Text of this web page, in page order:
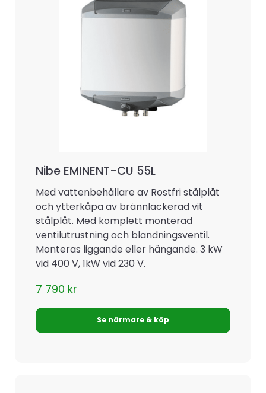
Nibe EMINENT-CU 55L
Med vattenbehållare av Rostfri stålplåt
och ytterkåpa av brännlackerad vit
stålplåt. Med komplett monterad
ventilutrustning och blandningsventil.
Monteras liggande eller hängande. 3 kW
vid 400 V, 1kW vid 230 V.
7 790 kr
Se närmare & köp